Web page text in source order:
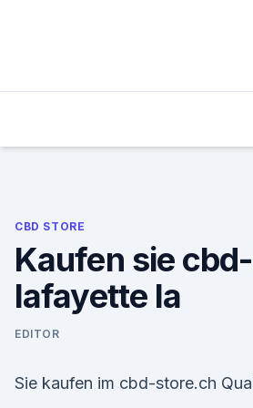
CBD STORE
Kaufen sie
lafayette la
EDITOR
Sie kaufen im cbd-store.ch